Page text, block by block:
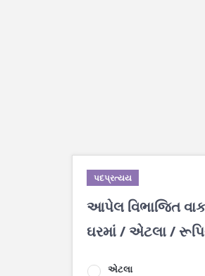
પદપ્રત્યય
આપેલ વિભાજિત
ઘરમાં / એટલા /
એટલા